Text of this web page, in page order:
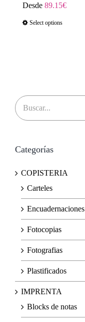
Desde 89.15€
Select options
Categorías
COPISTERIA
Carteles
Encuadernaciones
Fotocopias
Fotografias
Plastificados
IMPRENTA
Blocks de notas